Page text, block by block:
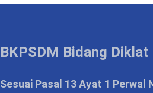
BKPSDM Bidang Diklat
Sesuai Pasal 13 Ayat 1 Perwal